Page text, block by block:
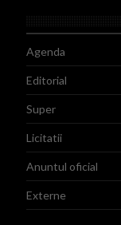
Agenda
Editorial
Super
Licitatii
Anuntul oficial
Externe